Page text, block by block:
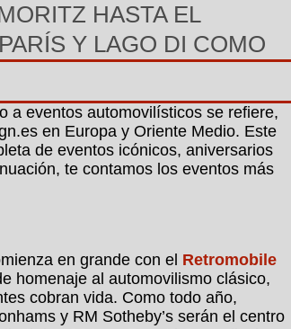
HASTA EL
Y LAGO DI COMO
a eventos automovilísticos se refiere,
en Europa y Oriente Medio. Este
de eventos icónicos, aniversarios
te contamos los eventos más
en grande con el Retromobile
homenaje al automovilismo clásico,
cobran vida. Como todo año,
y RM Sotheby’s serán el centro